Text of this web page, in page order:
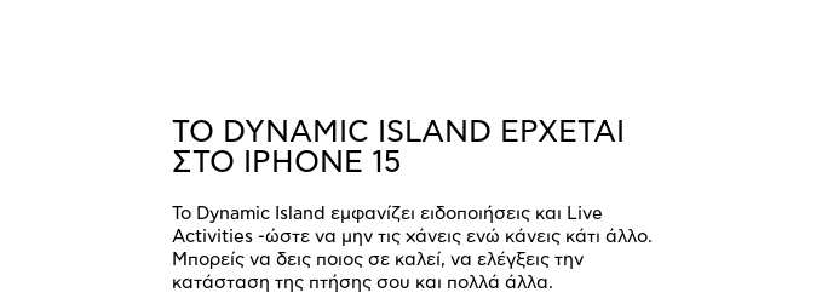
ΤΟ DYNAMIC ISLAND ΕΡΧΕΤΑΙ
ΣΤΟ IPHONE 15
Το Dynamic Island εμφανίζει ειδοποιήσεις και Live
Activities -ώστε να μην τις χάνεις ενώ κάνεις κάτι άλλο.
Μπορείς να δεις ποιος σε καλεί, να ελέγξεις την
κατάσταση της πτήσης σου και πολλά άλλα.